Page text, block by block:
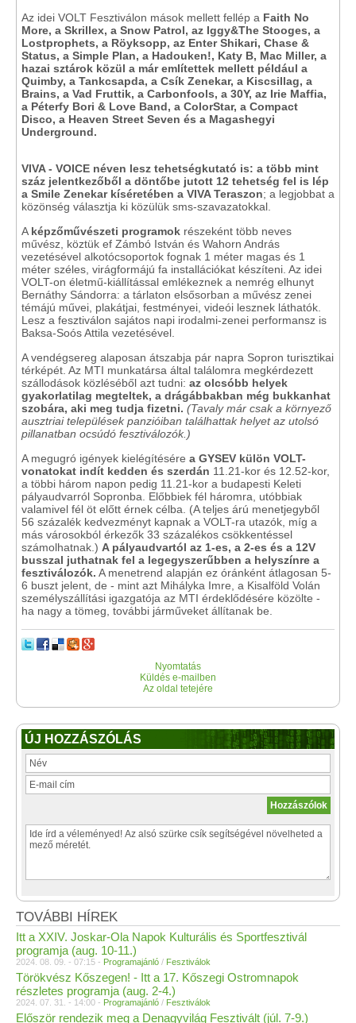
Az idei VOLT Fesztiválon mások mellett fellép a Faith No
More, a Skrillex, a Snow Patrol, az Iggy&The Stooges, a
Lostprophets, a Röyksopp, az Enter Shikari, Chase &
Status, a Simple Plan, a Hadouken!, Katy B, Mac Miller, a
hazai sztárok közül a már említettek mellett például a
Quimby, a Tankcsapda, a Csík Zenekar, a Kiscsillag, a
Brains, a Vad Fruttik, a Carbonfools, a 30Y, az Irie Maffia,
a Péterfy Bori & Love Band, a ColorStar, a Compact
Disco, a Heaven Street Seven és a Magashegyi
Underground.
VIVA - VOICE néven lesz tehetségkutató is: a több mint
száz jelentkezőből a döntőbe jutott 12 tehetség fel is lép
a Smile Zenekar kíséretében a VIVA Teraszon; a legjobbat a
közönség választja ki közülük sms-szavazatokkal.
A képzőművészeti programok részeként több neves
művész, köztük ef Zámbó István és Wahorn András
vezetésével alkotócsoportok fognak 1 méter magas és 1
méter széles, virágformájú fa installációkat készíteni. Az idei
VOLT-on életmű-kiállítással emlékeznek a nemrég elhunyt
Bernáthy Sándorra: a tárlaton elsősorban a művész zenei
témájú művei, plakátjai, festményei, videói lesznek láthatók.
Lesz a fesztiválon sajátos napi irodalmi-zenei performansz is
Baksa-Soós Attila vezetésével.
A vendégsereg alaposan átszabja pár napra Sopron turisztikai
térképét. Az MTI munkatársa által találomra megkérdezett
szállodások közléséből azt tudni: az olcsóbb helyek
gyakorlatilag megteltek, a drágábbakban még bukkanhat
szobára, aki meg tudja fizetni. (Tavaly már csak a környező
ausztriai települések panzióiban találhattak helyet az utolsó
pillanatban ocsúdó fesztiválozók.)
A megugró igények kielégítésére a GYSEV külön VOLT-
vonatokat indít kedden és szerdán 11.21-kor és 12.52-kor,
a többi három napon pedig 11.21-kor a budapesti Keleti
pályaudvarról Sopronba. Előbbiek fél háromra, utóbbiak
valamivel fél öt előtt érnek célba. (A teljes árú menetjegyből
56 százalék kedvezményt kapnak a VOLT-ra utazók, míg a
más városokból érkezők 33 százalékos csökkentéssel
számolhatnak.) A pályaudvartól az 1-es, a 2-es és a 12V
busszal juthatnak fel a legegyszerűbben a helyszínre a
fesztiválozók. A menetrend alapján ez óránként átlagosan 5-
6 buszt jelent, de - mint azt Mihályka Imre, a Kisalföld Volán
személyszállítási igazgatója az MTI érdeklődésére közölte -
ha nagy a tömeg, további járműveket állítanak be.
Nyomtatás
Küldés e-mailben
Az oldal tetejére
ÚJ HOZZÁSZÓLÁS
TOVÁBBI HÍREK
Itt a XXIV. Joskar-Ola Napok Kulturális és Sportfesztivál
programja (aug. 10-11.)
2024. 08. 09. - 07:15 - Programajánló / Fesztiválok
Törökvész Kőszegen! - Itt a 17. Kőszegi Ostromnapok
részletes programja (aug. 2-4.)
2024. 07. 31. - 14:00 - Programajánló / Fesztiválok
Először rendezik meg a Denagyvilág Fesztivált (júl. 7-9.)